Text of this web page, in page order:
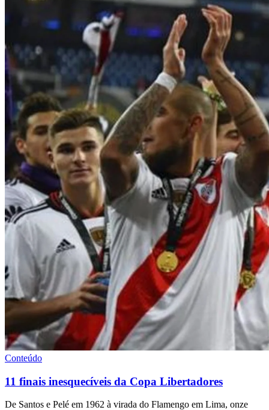
Conteúdo
11 finais inesquecíveis da Copa Libertadores
De Santos e Pelé em 1962 à virada do Flamengo em Lima, onze